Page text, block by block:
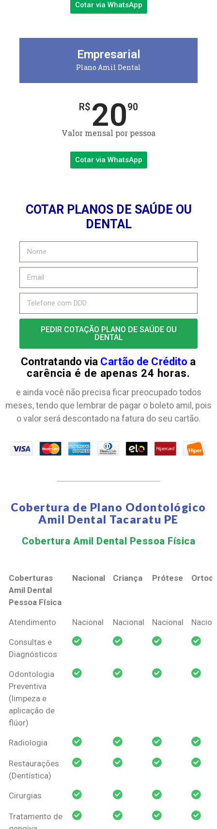
Cotar via WhatsApp
Empresarial
Plano Amil Dental
R$ 2090
Valor mensal por pessoa
Cotar via WhatsApp
COTAR PLANOS DE SAÚDE OU
DENTAL
PEDIR COTAÇÃO PLANO DE SAÚDE OU
DENTAL
Contratando via Cartão de Crédito a
carência é de apenas 24 horas.
e ainda você não precisa ficar preocupado todos
meses, tendo que lembrar de pagar o boleto amil, pois
o valor será descontado na fatura do seu cartão.
Cobertura de Plano Odontológico
Amil Dental Tacaratu PE
Cobertura Amil Dental Pessoa Física​
Coberturas
Amil Dental
Pessoa Física
Nacional Criança Prótese
Coberturas
Pessoa Física
Nacional Criança Prótese
Atendimento Nacional Nacional Nacional
Consultas e
Diagnósticos
Odontologia
Preventiva
(limpeza e
aplicação de
flúor)
Radiologia
Restaurações
(Dentística)
Cirurgias
Tratamento de